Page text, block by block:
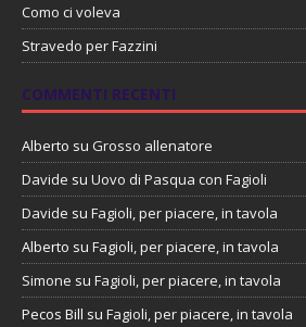
Como ci voleva
Stravedo per Fazzini
COMMENTI RECENTI
Alberto su Grosso allenatore
Davide su Uovo di Pasqua con Fagioli
Davide su Fagioli, per piacere, in tavola
Alberto su Fagioli, per piacere, in tavola
Simone su Fagioli, per piacere, in tavola
Pecos Bill su Fagioli, per piacere, in tavola